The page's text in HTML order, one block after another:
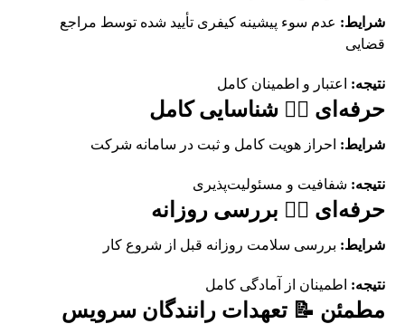
شرایط: عدم سوء پیشینه کیفری تأیید شده توسط مراجع
قضایی
نتیجه: اعتبار و اطمینان کامل
حرفه‌ای 👨‍✈️ شناسایی کامل
شرایط: احراز هویت کامل و ثبت در سامانه شرکت
نتیجه: شفافیت و مسئولیت‌پذیری
حرفه‌ای 👨‍✈️ بررسی روزانه
شرایط: بررسی سلامت روزانه قبل از شروع کار
نتیجه: اطمینان از آمادگی کامل
مطمئن 📝 تعهدات رانندگان سرویس